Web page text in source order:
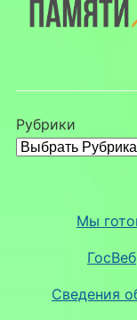
Рубрики
Мы
ГосВеб
Сведения